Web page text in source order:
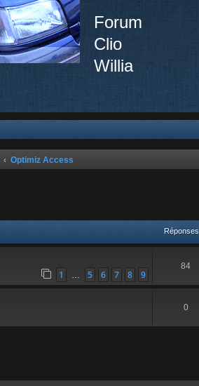
Forum
Clio
Willia
Optimiz Access
Réponses
1 … 5 6 7 8 9
84
0